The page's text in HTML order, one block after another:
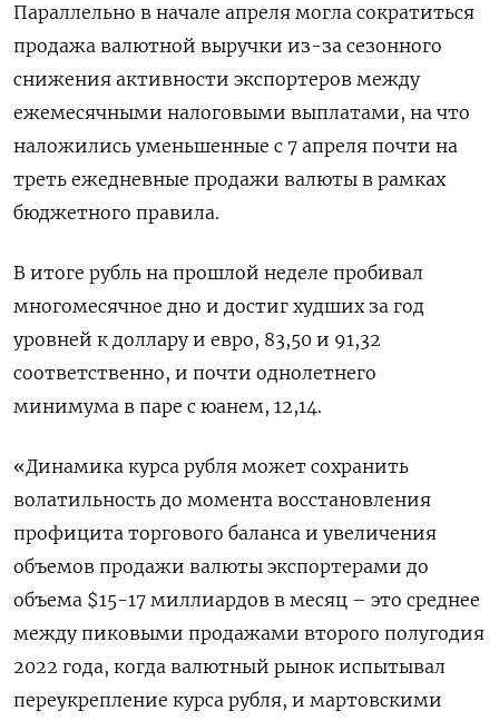
Параллельно в начале апреля могла сократиться
продажа валютной выручки из-за сезонного
снижения активности экспортеров между
ежемесячными налоговыми выплатами, на что
наложились уменьшенные с 7 апреля почти на
треть ежедневные продажи валюты в рамках
бюджетного правила.
В итоге рубль на прошлой неделе пробивал
многомесячное дно и достиг худших за год
уровней к доллару и евро, 83,50 и 91,32
соответственно, и почти однолетнего
минимума в паре с юанем, 12,14.
«Динамика курса рубля может сохранить
волатильность до момента восстановления
профицита торгового баланса и увеличения
объемов продажи валюты экспортерами до
объема $15-17 миллиардов в месяц – это среднее
между пиковыми продажами второго полугодия
2022 года, когда валютный рынок испытывал
переукрепление курса рубля, и мартовскими